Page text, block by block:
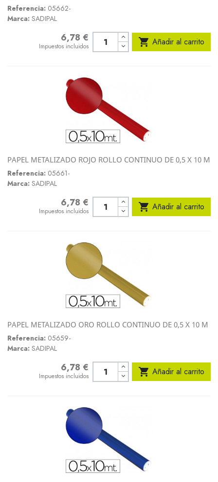
Referencia: 05662-
Marca: SADIPAL
6,78 €
Impuestos incluidos  Añadir al carrito
PAPEL METALIZADO ROJO ROLLO CONTINUO DE 0,5 X 10 M
Referencia: 05661-
Marca: SADIPAL
6,78 €
Impuestos incluidos  Añadir al carrito
PAPEL METALIZADO ORO ROLLO CONTINUO DE 0,5 X 10 M
Referencia: 05659-
Marca: SADIPAL
6,78 €
Impuestos incluidos  Añadir al carrito